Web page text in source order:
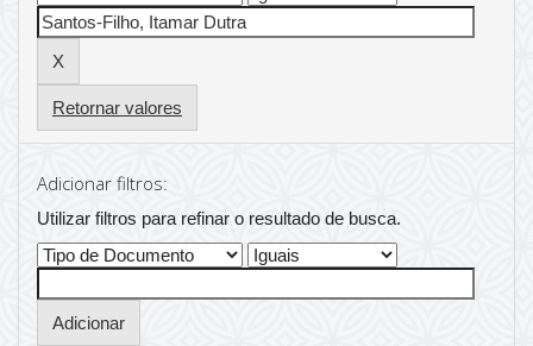
Retornar valores
Adicionar filtros:
Utilizar filtros para refinar o resultado de busca.